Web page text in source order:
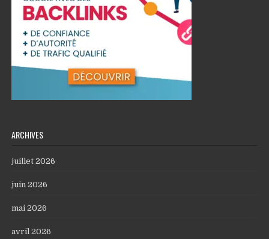
ARCHIVES
juillet 2026
juin 2026
mai 2026
avril 2026